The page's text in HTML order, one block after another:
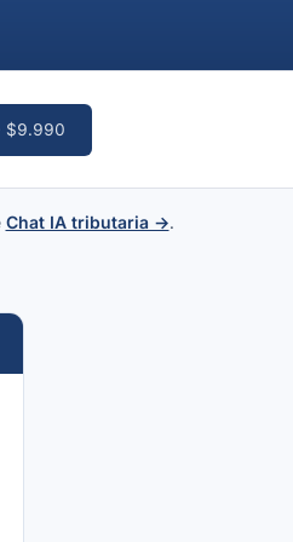
$9.990
Chat IA tributaria →.